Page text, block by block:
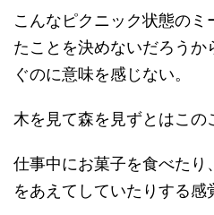
こんなピクニック状態のミ
たことを決めないだろう
ぐのに意味を感じない。
木を見て森を見ずとはこの
仕事中にお菓子を食べたり
をあえてしていたりする感